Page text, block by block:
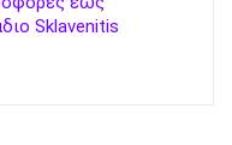
Sklavenitis